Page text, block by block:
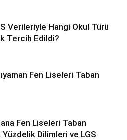
Verileriyle Hangi Okul Türü
Tercih Edildi?
Fen Liseleri Taban
Fen Liseleri Taban
Yüzdelik Dilimleri ve LGS